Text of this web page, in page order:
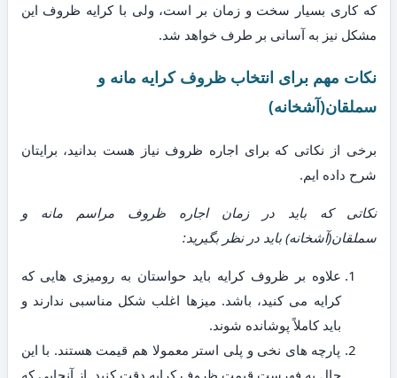
که کاری بسیار سخت و زمان بر است، ولی با کرایه ظروف این
مشکل نیز به آسانی بر طرف خواهد شد.
نکات مهم برای انتخاب ظروف کرایه مانه و
سملقان(آشخانه)
برخی از نکاتی که برای اجاره ظروف نیاز هست بدانید، برایتان
شرح داده ایم.
نکاتی که باید در زمان اجاره ظروف مراسم مانه و
سملقان(آشخانه) باید در نظر بگیرید:
علاوه بر ظروف کرایه باید حواستان به رومیزی هایی که
کرایه می کنید، باشد. میزها اغلب شکل مناسبی ندارند و
باید کاملاً پوشانده شوند.
پارچه های نخی و پلی استر معمولا هم قیمت هستند. با این
حال به فهرست قیمت ظروف کرایه دقت کنید. از آنجایی که